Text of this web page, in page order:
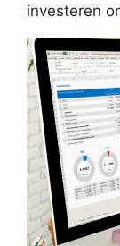
investeren